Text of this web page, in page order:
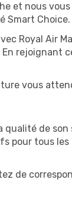
et nous
Smart Choice.
Royal Air
En rejoignant
vous
qualité de
pour tous
de